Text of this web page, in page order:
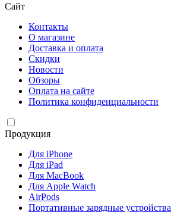
Сайт
Контакты
О магазине
Доставка и оплата
Скидки
Новости
Обзоры
Оплата на сайте
Политика конфиденциальности
Продукция
Для iPhone
Для iPad
Для MacBook
Для Apple Watch
AirPods
Портативные зарядные устройства